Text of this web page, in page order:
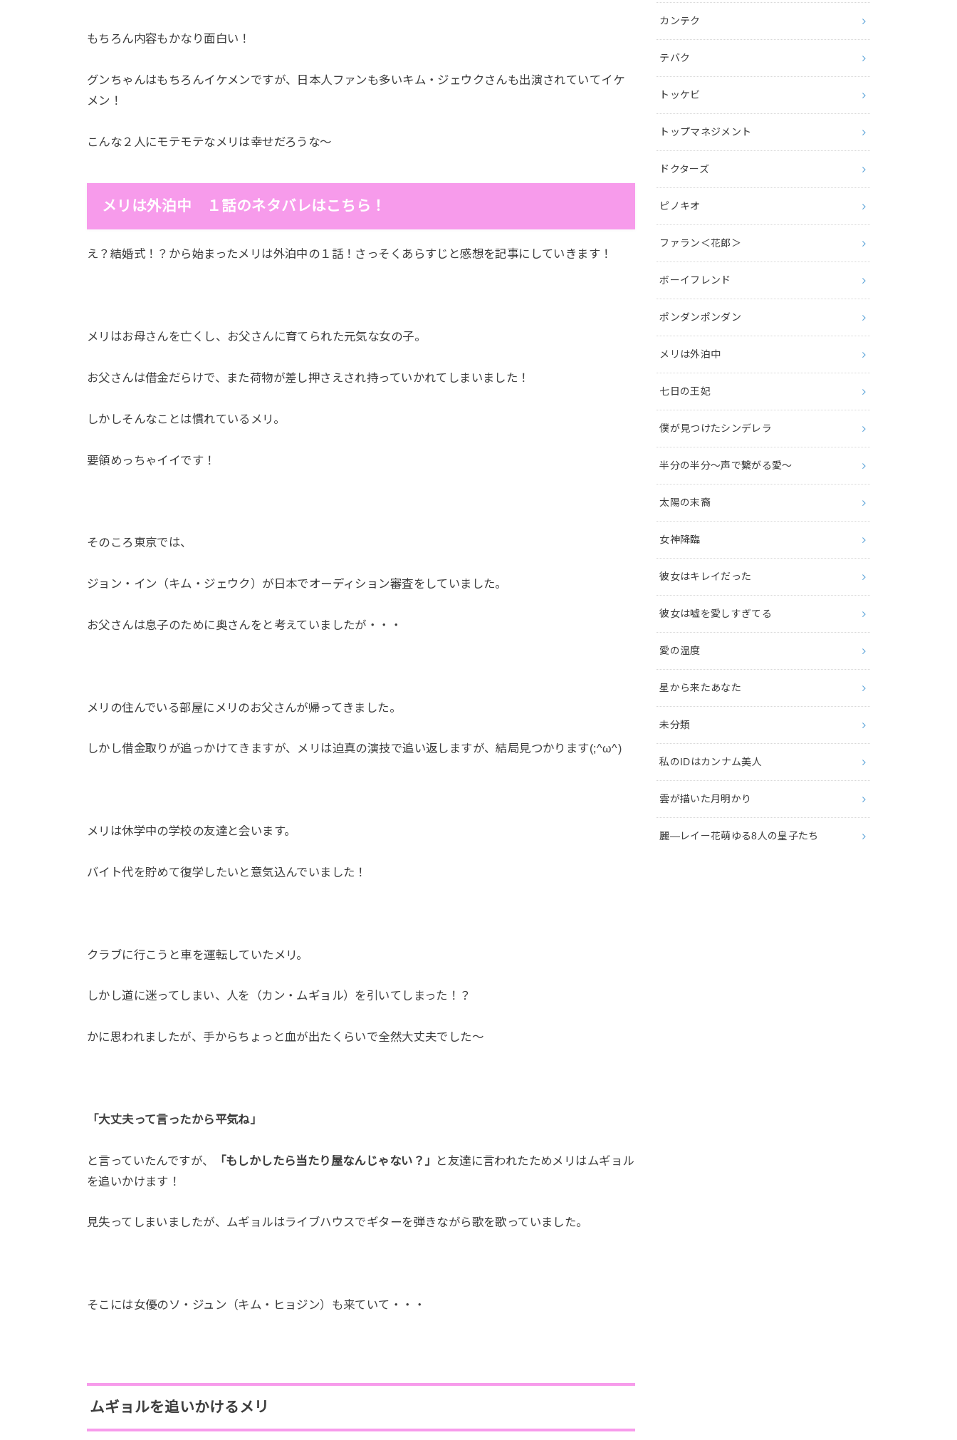
もちろん内容もかなり面白い！
グンちゃんはもちろんイケメンですが、日本人ファンも多いキム・ジェウクさんも出演されていてイケ
メン！
こんな２人にモテモテなメリは幸せだろうな～
メリは外泊中 １話のネタバレはこちら！
え？結婚式！？から始まったメリは外泊中の１話！さっそくあらすじと感想を記事にしていきます！
メリはお母さんを亡くし、お父さんに育てられた元気な女の子。
お父さんは借金だらけで、また荷物が差し押さえされ持っていかれてしまいました！
しかしそんなことは慣れているメリ。
要領めっちゃイイです！
そのころ東京では、
ジョン・イン（キム・ジェウク）が日本でオーディション審査をしていました。
お父さんは息子のために奥さんをと考えていましたが・・・
メリの住んでいる部屋にメリのお父さんが帰ってきました。
しかし借金取りが追っかけてきますが、メリは迫真の演技で追い返しますが、結局見つかります(;^ω^)
メリは休学中の学校の友達と会います。
バイト代を貯めて復学したいと意気込んでいました！
クラブに行こうと車を運転していたメリ。
しかし道に迷ってしまい、人を（カン・ムギョル）を引いてしまった！？
かに思われましたが、手からちょっと血が出たくらいで全然大丈夫でした～
「大丈夫って言ったから平気ね」
と言っていたんですが、 「もしかしたら当たり屋なんじゃない？」
と友達に言われたためメリはムギョル
を追いかけます！
見失ってしまいましたが、ムギョルはライブハウスでギターを弾きながら歌を歌っていました。
そこには女優のソ・ジュン（キム・ヒョジン）も来ていて・・・
ムギョルを追いかけるメリ
カンテク
テバク
トッケビ
トップマネジメント
ドクターズ
ピノキオ
ファラン＜花郎＞
ボーイフレンド
ポンダンポンダン
メリは外泊中
七日の王妃
僕が見つけたシンデレラ
半分の半分～声で繋がる愛～
太陽の末裔
女神降臨
彼女はキレイだった
彼女は嘘を愛しすぎてる
愛の温度
星から来たあなた
未分類
私のIDはカンナム美人
雲が描いた月明かり
麗―レイー花萌ゆる8人の皇子たち